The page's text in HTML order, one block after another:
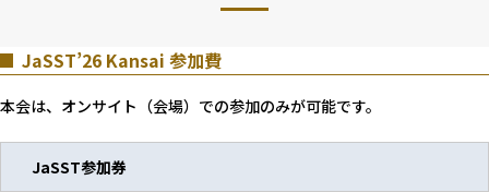
タイムテーブル
各種募集・その他
JaSST’26 Kansai 参加費
本会は、オンサイト（会場）での参加のみが可能です。
JaSST参加券